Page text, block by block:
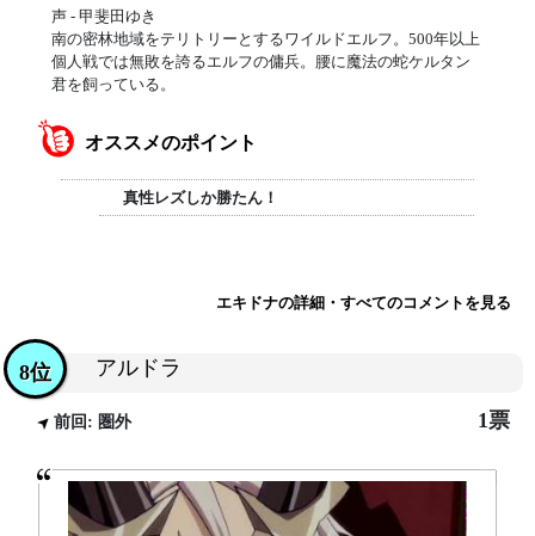
声 - 甲斐田ゆき
南の密林地域をテリトリーとするワイルドエルフ。500年以上
個人戦では無敗を誇るエルフの傭兵。腰に魔法の蛇ケルタン
君を飼っている。
オススメのポイント
真性レズしか勝たん！
エキドナの詳細・すべてのコメントを見る
アルドラ
8位
前回: 圏外 1票